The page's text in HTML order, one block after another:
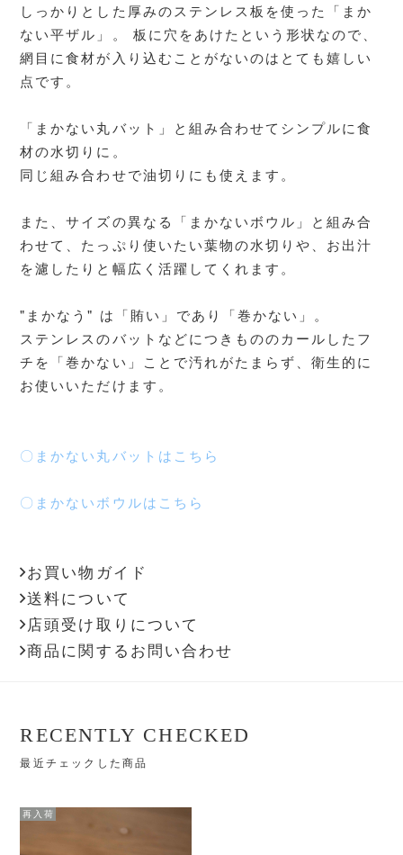
しっかりとした厚みのステンレス板を使った「まか
ない平ザル」。 板に穴をあけたという形状なので、
網目に食材が入り込むことがないのはとても嬉しい
点です。
「まかない丸バット」と組み合わせてシンプルに食
材の水切りに。
同じ組み合わせで油切りにも使えます。
また、サイズの異なる「まかないボウル」と組み合
わせて、たっぷり使いたい葉物の水切りや、お出汁
を濾したりと幅広く活躍してくれます。
"まかなう" は「賄い」であり「巻かない」。
ステンレスのバットなどにつきもののカールしたフ
チを「巻かない」ことで汚れがたまらず、衛生的に
お使いいただけます。
〇まかない丸バットはこちら
〇まかないボウルはこちら
お買い物ガイド
送料について
店頭受け取りについて
商品に関するお問い合わせ
RECENTLY CHECKED
最近チェックした商品